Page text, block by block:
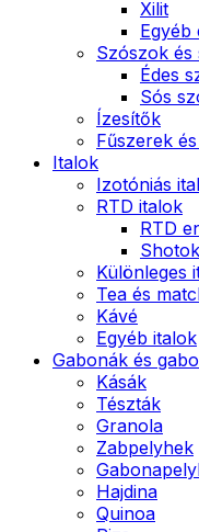
Xilit
Egyéb
Szószok
Édes
Sós
Ízesítők
Fűszerek
Italok
Izotóniás
RTD italok
RTD
Shotok
Különleges
Tea és
Kávé
Egyéb italok
Gabonák és
Kásák
Tészták
Granola
Zabpelyhek
Hajdina
Quinoa